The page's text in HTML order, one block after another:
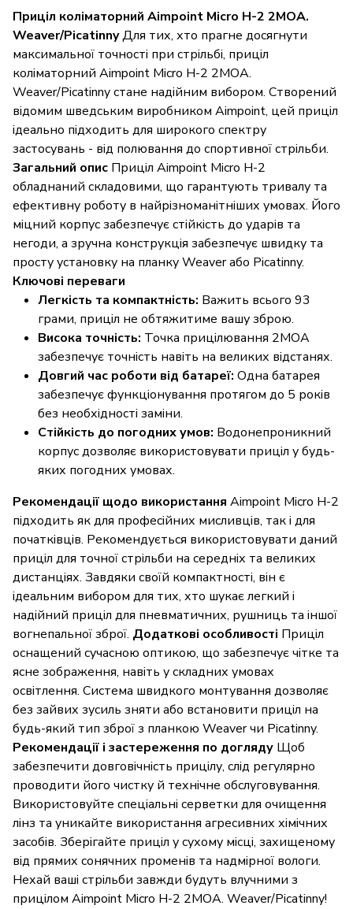
Приціл коліматорний Aimpoint Micro H-2 2МОА.
Weaver/PicatinnyДля тих, хто прагне досягнути
максимальної точності при стрільбі, приціл
коліматорний Aimpoint Micro H-2 2МОА.
Weaver/Picatinny стане надійним вибором. Створений
відомим шведським виробником Aimpoint, цей приціл
ідеально підходить для широкого спектру
застосувань - від полювання до спортивної стрільби.
Загальний опис Приціл Aimpoint Micro H-2
обладнаний складовими, що гарантують тривалу та
ефективну роботу в найрізноманітніших умовах. Його
міцний корпус забезпечує стійкість до ударів та
негоди, а зручна конструкція забезпечує швидку та
просту установку на планку Weaver або Picatinny.
Ключові переваги
Легкість та компактність: Важить всього 93
грами, приціл не обтяжитиме вашу зброю.
Висока точність: Точка прицілювання 2МОА
забезпечує точність навіть на великих відстанях.
Довгий час роботи від батареї: Одна батарея
забезпечує функціонування протягом до 5 років
без необхідності заміни.
Стійкість до погодних умов: Водонепроникний
корпус дозволяє використовувати приціл у будь-
яких погодних умовах.
Рекомендації щодо використання Aimpoint Micro H-2
підходить як для професійних мисливців, так і для
початківців. Рекомендується використовувати даний
приціл для точної стрільби на середніх та великих
дистанціях. Завдяки своїй компактності, він є
ідеальним вибором для тих, хто шукає легкий і
надійний приціл для пневматичних, рушниць та іншої
вогнепальної зброї. Додаткові особливості Приціл
оснащений сучасною оптикою, що забезпечує чітке та
ясне зображення, навіть у складних умовах
освітлення. Система швидкого монтування дозволяє
без зайвих зусиль зняти або встановити приціл на
будь-який тип зброї з планкою Weaver чи Picatinny.
Рекомендації і застереження по догляду Щоб
забезпечити довговічність прицілу, слід регулярно
проводити його чистку й технічне обслуговування.
Використовуйте спеціальні серветки для очищення
лінз та уникайте використання агресивних хімічних
засобів. Зберігайте приціл у сухому місці, захищеному
від прямих сонячних променів та надмірної вологи.
Нехай ваші стрільби завжди будуть влучними з
прицілом Aimpoint Micro H-2 2МОА. Weaver/Picatinny!